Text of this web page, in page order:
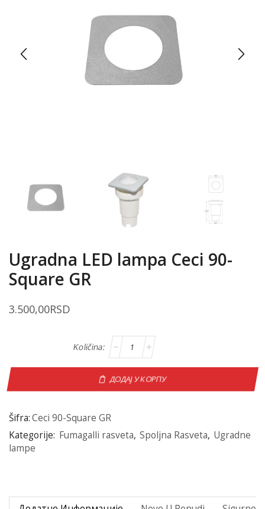
Ugradna LED lampa Ceci 90-
Square GR
3.500,00RSD
ДОДАЈ У КОРПУ
Šifra:Ceci 90-Square GR
Kategorije: Fumagalli rasveta, Spoljna Rasveta, Ugradne
lampe